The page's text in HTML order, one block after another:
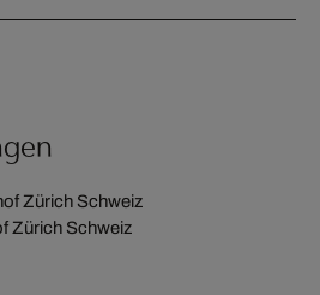
Zürich Schweiz
Zürich Schweiz